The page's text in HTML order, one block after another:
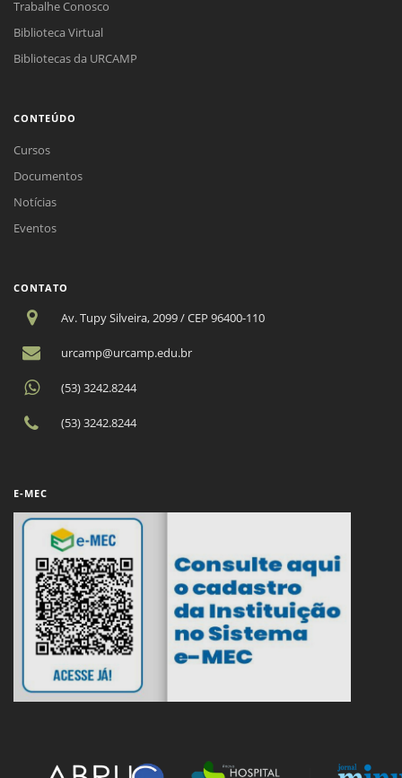
Trabalhe Conosco
Biblioteca Virtual
Bibliotecas da URCAMP
CONTEÚDO
Cursos
Documentos
Notícias
Eventos
CONTATO
Av. Tupy Silveira, 2099 / CEP 96400-110
urcamp@urcamp.edu.br
(53) 3242.8244
(53) 3242.8244
E-MEC